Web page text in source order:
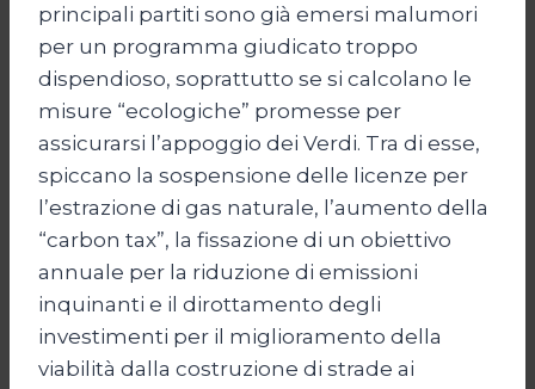
principali partiti sono già emersi malumori
per un programma giudicato troppo
dispendioso, soprattutto se si calcolano le
misure “ecologiche” promesse per
assicurarsi l’appoggio dei Verdi. Tra di esse,
spiccano la sospensione delle licenze per
l’estrazione di gas naturale, l’aumento della
“carbon tax”, la fissazione di un obiettivo
annuale per la riduzione di emissioni
inquinanti e il dirottamento degli
investimenti per il miglioramento della
viabilità dalla costruzione di strade ai